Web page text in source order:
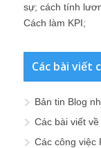
sự; cách tính
Cách làm KPI;
Các bài viết
Bản tin Blog
Các bài viết
Các công việc